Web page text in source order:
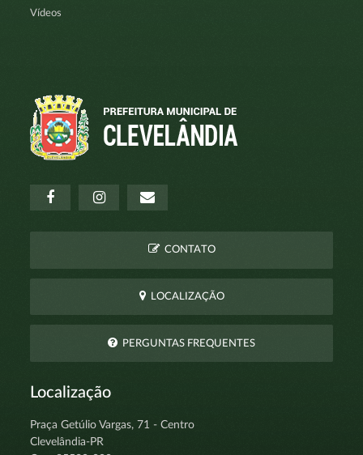
Vídeos
CONTATO
LOCALIZAÇÃO
PERGUNTAS FREQUENTES
Localização
Praça Getúlio Vargas, 71 - Centro
Clevelândia-PR